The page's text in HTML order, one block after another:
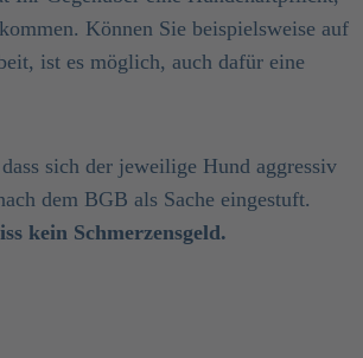
Können Sie beispielsweise auf
ist es möglich, auch dafür eine
sich der jeweilige Hund aggressiv
dem BGB als Sache eingestuft.
kein Schmerzensgeld.